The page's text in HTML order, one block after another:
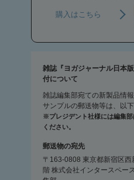
購入はこちら
雑誌『ヨガジャーナル日本
付について
雑誌編集部宛ての新製品情
サンプルの郵送物等は、以
※プレジデント社様には編集
ください。
郵送物の宛先
〒163-0808 東京都新宿区
階 株式会社インタースペー